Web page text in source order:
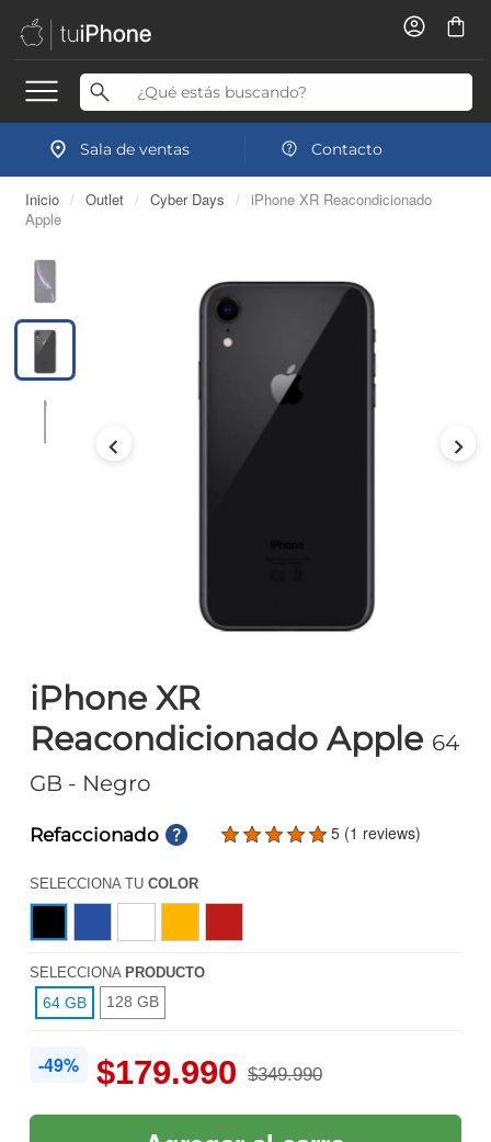
Sala de ventas Contacto
Inicio / Outlet / Cyber Days / iPhone XR Reacondicionado
Apple
iPhone XR
Reacondicionado Apple 64
GB - Negro
Refaccionado 5 (1 reviews)
SELECCIONA TU COLOR
SELECCIONA PRODUCTO
64 GB 128 GB
-49% $179.990 $349.990